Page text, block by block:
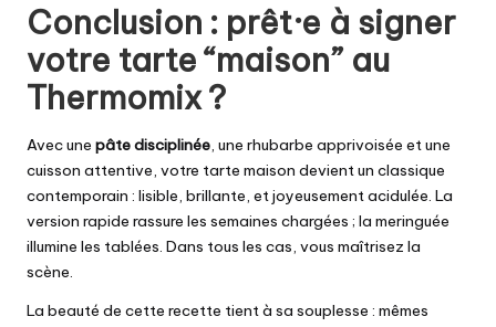
Conclusion : prêt·e à signer
votre tarte “maison” au
Thermomix ?
Avec une pâte disciplinée, une rhubarbe apprivoisée et une
cuisson attentive, votre tarte maison devient un classique
contemporain : lisible, brillante, et joyeusement acidulée. La
version rapide rassure les semaines chargées ; la meringuée
illumine les tablées. Dans tous les cas, vous maîtrisez la
scène.
La beauté de cette recette tient à sa souplesse : mêmes